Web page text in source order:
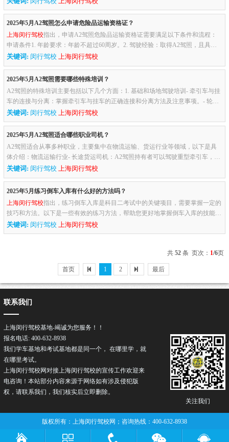
2025年5月A2驾照怎么申请危险品运输资格证？
上海闵行驾校指出，申请A2驾照危险品运输资格证需要满足以下条件和流程：
申请条件1. 年龄要求：年龄不超过60周岁。2. 驾驶经验：取得A2驾照，且具有2
年以上普通货物运输从业资格。3. 事故记录：3年内无重大以上交通责...
关键词: 闵行驾校上海闵行驾校
2025年5月A2驾照需要哪些特殊培训？
A2驾照的特殊培训主要包括以下几个方面：1. 基础和场地驾驶培训- 牵引车与挂
车的连接与分离：掌握牵引车与挂车的正确连接和分离方法及注意事项。- 轮胎
更换：学习车辆后轮外侧轮胎的拆卸和安装方法，以及千斤顶的使用...
关键词: 闵行驾校 上海闵行驾校
2025年5月A2驾照适合哪些职业司机？
A2驾照适合从事多种职业，主要集中在物流运输、货运行业等领域，以下是具
体介绍：物流运输行业- 长途货运司机：A2驾照持有者可以驾驶重型牵引车，负
责跨地区运输货物。例如，在物流公司或货运公司担任司机，负责货物...
关键词: 闵行驾校上海闵行驾校
2025年5月练习倒车入库有什么好的方法吗？
上海闵行驾校指出，练习倒车入库是科目二考试中的关键项目，需要掌握一定的
技巧和方法。以下是一些有效的练习方法，帮助您更好地掌握倒车入库的技能：
1. 熟悉车辆和场地- 熟悉车辆：在练习前，先熟悉车辆的尺寸、后视...
关键词: 闵行驾校 上海闵行驾校
共52 条 页次： 1/6页
首页 1 2 最后
关注我们
联系我们
上海闵行驾校基地-竭诚为您服务！！
报名电话: 400-632-8938
我们学车基地和考试基地都是同一个， 在哪里学，就
在哪里考试。
上海闵行驾校网对接上海闵行驾校的宣传工作欢迎来
电咨询！本站部分内容来源于网络如有涉及侵犯版
权，请联系我们，我们核实后立即删除。
版权所有：上海闵行驾校网；咨询热线：400-632-8938